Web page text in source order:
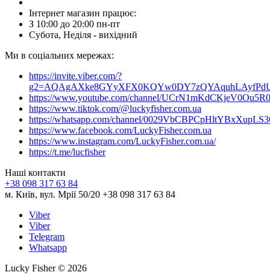
Інтернет магазин працює:
З 10:00 до 20:00 пн-пт
Субота, Неділя - вихідний
Ми в соціальних мережах:
https://invite.viber.com/?
https://www.youtube.com/channel/
https://www.tiktok.com/@luckyfisher.com.ua
https://whatsapp.com/channel/
https://www.facebook.com/LuckyFisher.com.ua
https://www.instagram.com/LuckyFisher.com.ua/
https://t.me/lucfisher
Наші контакти
+38 098 317 63 84
м. Київ, вул. Мрії 50/20 +38 098 317 63 84
Viber
Viber
Telegram
Whatsapp
Lucky Fisher © 2026